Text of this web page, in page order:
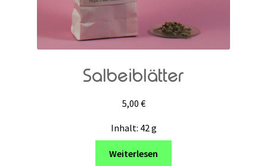
Salbeiblätter
5,00 €
Inhalt: 42g
Weiterlesen